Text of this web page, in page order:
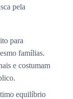
pela
para
famílias.
e costumam
equilíbrio